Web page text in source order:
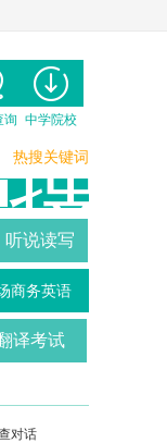
询 中学院校
热搜关键词
听说读写
商务英语
译考试
对话